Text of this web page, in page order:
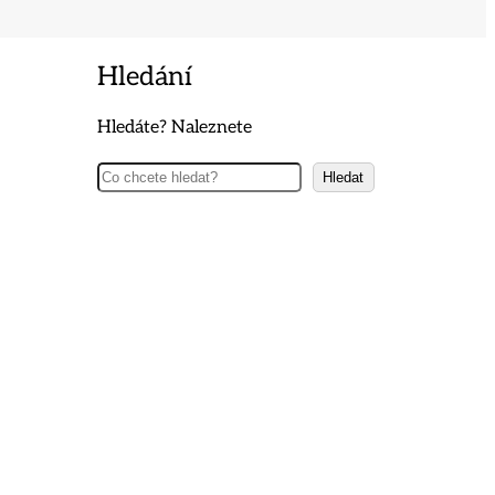
Hledání
Hledáte? Naleznete
Hledat Hledat